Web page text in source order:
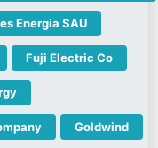
Energia SAU
Fuji Electric Co
Goldwind